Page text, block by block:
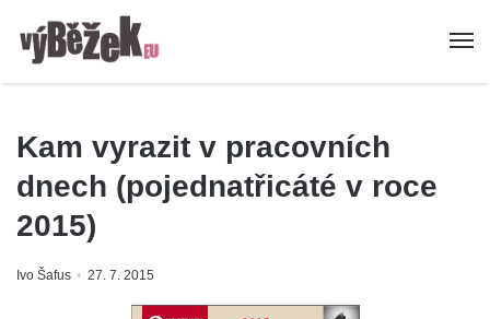
Kam vyrazit v pracovních
dnech (pojednatřicáté v roce
2015)
Ivo Šafus 27. 7. 2015